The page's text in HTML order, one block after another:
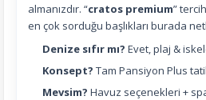
almanızdır. “cratos premium”
en çok sorduğu başlıkları burada
Denize sıfır mı? Evet, plaj &
Konsept? Tam Pansiyon Plus
Mevsim? Havuz seçenekleri +